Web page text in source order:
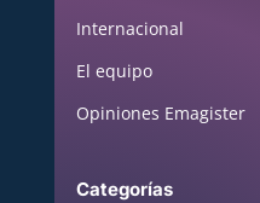
Internacional
El equipo
Opiniones Emagister
Categorías